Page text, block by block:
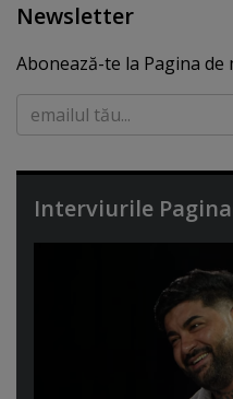
Newsletter
Abonează-te la Pagina de
Interviurile